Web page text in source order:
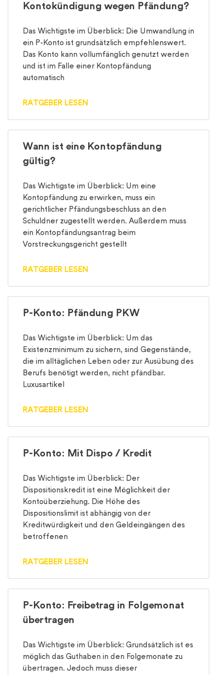
Kontokündigung wegen Pfändung?
Das Wichtigste im Überblick: Die Umwandlung in
ein P-Konto ist grundsätzlich empfehlenswert.
Das Konto kann vollumfänglich genutzt werden
und ist im Falle einer Kontopfändung
automatisch
RATGEBER LESEN
Wann ist eine Kontopfändung
gültig?
Das Wichtigste im Überblick: Um eine
Kontopfändung zu erwirken, muss ein
gerichtlicher Pfändungsbeschluss an den
Schuldner zugestellt werden. Außerdem muss
ein Kontopfändungsantrag beim
Vorstreckungsgericht gestellt
RATGEBER LESEN
P-Konto: Pfändung PKW
Das Wichtigste im Überblick: Um das
Existenzminimum zu sichern, sind Gegenstände,
die im alltäglichen Leben oder zur Ausübung des
Berufs benötigt werden, nicht pfändbar.
Luxusartikel
RATGEBER LESEN
P-Konto: Mit Dispo / Kredit
Das Wichtigste im Überblick: Der
Dispositionskredit ist eine Möglichkeit der
Kontoüberziehung. Die Höhe des
Dispositionslimit ist abhängig von der
Kreditwürdigkeit und den Geldeingängen des
betroffenen
RATGEBER LESEN
P-Konto: Freibetrag in Folgemonat
übertragen
Das Wichtigste im Überblick: Grundsätzlich ist es
möglich das Guthaben in den Folgemonate zu
übertragen. Jedoch muss dieser